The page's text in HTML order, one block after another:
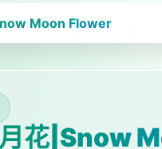
Moon Flower
花|Snow